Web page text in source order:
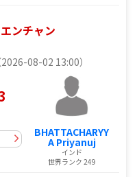
ンチャン
2026-08-02 13:00）
BHATTACHARYY
A Priyanuj
インド
世界ランク 249